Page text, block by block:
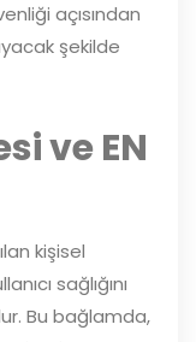
açısından
şekilde
ve EN
kişisel
sağlığını
Bu bağlamda,